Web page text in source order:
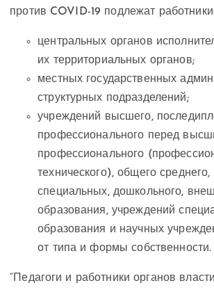
против COVID-19 подлежат
центральных органов
их территориальных органов;
местных государственных
структурных подразделений;
учреждений высшего,
профессионального перед
профессионального
технического), общего
специальных, дошкольного,
образования, учреждений
образования и научных
от типа и формы собственности.
“Педагоги и работники органов